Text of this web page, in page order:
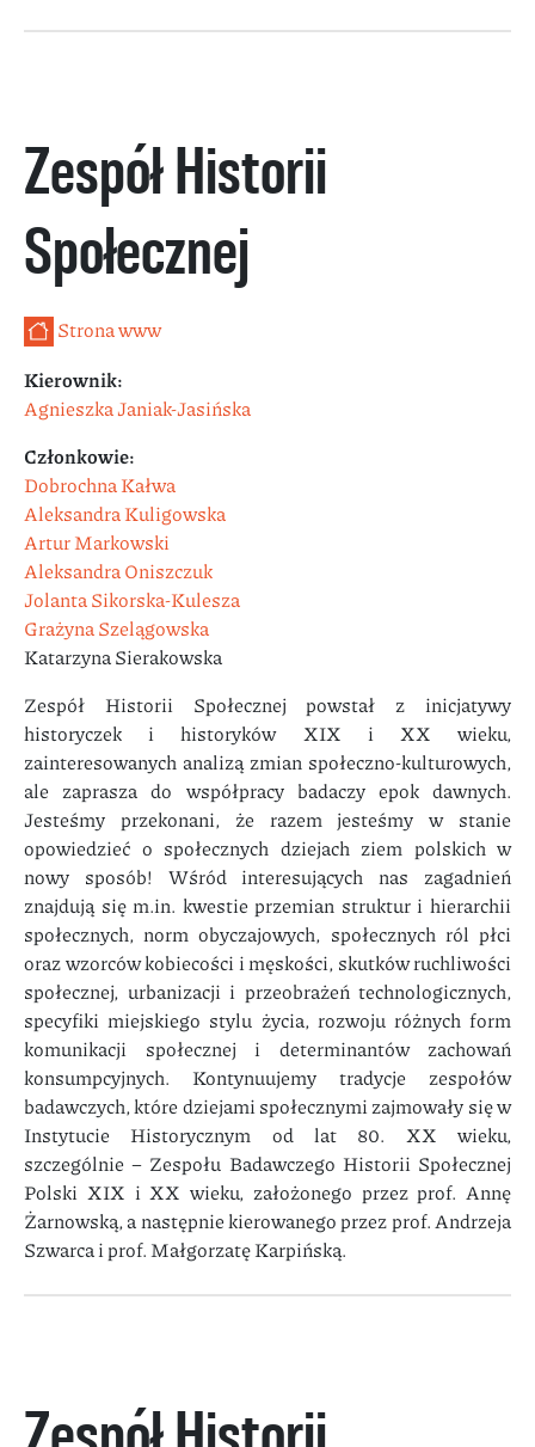
Zespół Historii
Społecznej
Strona www
Kierownik:
Agnieszka Janiak-Jasińska
Członkowie:
Dobrochna Kałwa
Aleksandra Kuligowska
Artur Markowski
Aleksandra Oniszczuk
Jolanta Sikorska-Kulesza
Grażyna Szelągowska
Katarzyna Sierakowska
Zespół Historii Społecznej powstał z inicjatywy
historyczek i historyków XIX i XX wieku,
zainteresowanych analizą zmian społeczno-kulturowych,
ale zaprasza do współpracy badaczy epok dawnych.
Jesteśmy przekonani, że razem jesteśmy w stanie
opowiedzieć o społecznych dziejach ziem polskich w
nowy sposób! Wśród interesujących nas zagadnień
znajdują się m.in. kwestie przemian struktur i hierarchii
społecznych, norm obyczajowych, społecznych ról płci
oraz wzorców kobiecości i męskości, skutków ruchliwości
społecznej, urbanizacji i przeobrażeń technologicznych,
specyfiki miejskiego stylu życia, rozwoju różnych form
komunikacji społecznej i determinantów zachowań
konsumpcyjnych. Kontynuujemy tradycje zespołów
badawczych, które dziejami społecznymi zajmowały się w
Instytucie Historycznym od lat 80. XX wieku,
szczególnie – Zespołu Badawczego Historii Społecznej
Polski XIX i XX wieku, założonego przez prof. Annę
Żarnowską, a następnie kierowanego przez prof. Andrzeja
Szwarca i prof. Małgorzatę Karpińską.